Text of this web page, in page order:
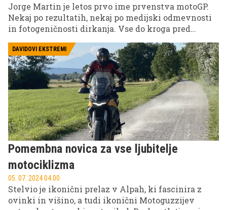
Jorge Martin je letos prvo ime prvenstva motoGP.
Nekaj po rezultatih, nekaj po medijski odmevnosti
in fotogeničnosti dirkanja. Vse do kroga pred
Sachsenringu je bil vodilni v prvenstvu, obenem pa
tudi dirkač z izjemnim dirkaškim slogom in tisti, ki
je najbolj zaznamoval prestope za prihodnje leto v
elitnem razredu.
DAVIDOVI EKSTREMI
Pomembna novica za vse ljubitelje
motociklizma
05. 07. 2024 04.00
Stelvio je ikonični prelaz v Alpah, ki fascinira z
ovinki in višino, a tudi ikonični Motoguzzijev